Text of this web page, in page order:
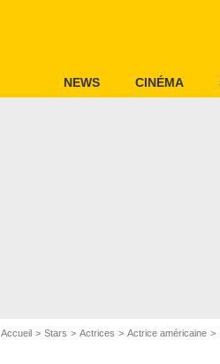
NEWS CINÉMA
Accueil Stars Actrices Actrice américaine